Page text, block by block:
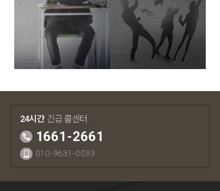
24시간 긴급 콜센터
1661-2661
010-9631-0039